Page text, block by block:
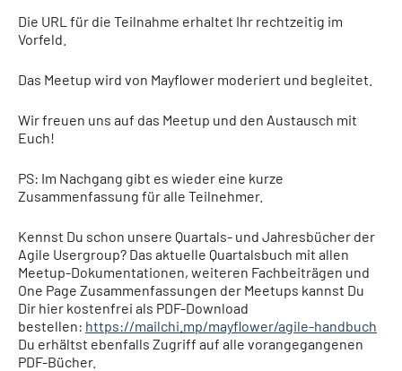
Die URL für die Teilnahme erhaltet Ihr rechtzeitig im
Vorfeld.
Das Meetup wird von Mayflower moderiert und begleitet.
Wir freuen uns auf das Meetup und den Austausch mit
Euch!
PS: Im Nachgang gibt es wieder eine kurze
Zusammenfassung für alle Teilnehmer.
Kennst Du schon unsere Quartals- und Jahresbücher der
Agile Usergroup? Das aktuelle Quartalsbuch mit allen
Meetup-Dokumentationen, weiteren Fachbeiträgen und
One Page Zusammenfassungen der Meetups kannst Du
Dir hier kostenfrei als PDF-Download
bestellen: https://mailchi.mp/mayflower/agile-handbuch
Du erhältst ebenfalls Zugriff auf alle vorangegangenen
PDF-Bücher.